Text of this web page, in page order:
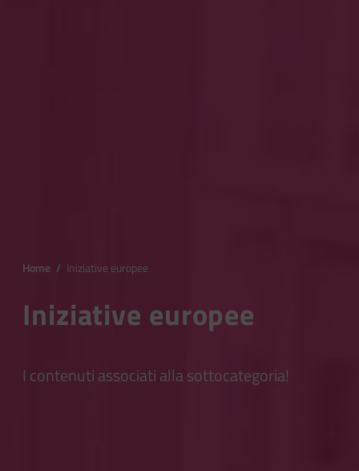
Home / Iniziative europee
Iniziative europee
I contenuti associati alla sottocategoria!